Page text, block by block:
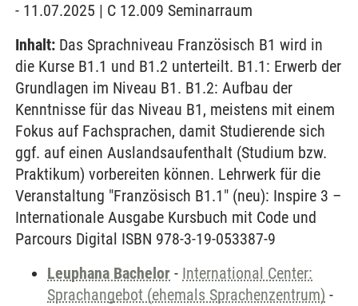
- 11.07.2025 | C 12.009 Seminarraum
Inhalt: Das Sprachniveau Französisch B1 wird in
die Kurse B1.1 und B1.2 unterteilt. B1.1: Erwerb der
Grundlagen im Niveau B1. B1.2: Aufbau der
Kenntnisse für das Niveau B1, meistens mit einem
Fokus auf Fachsprachen, damit Studierende sich
ggf. auf einen Auslandsaufenthalt (Studium bzw.
Praktikum) vorbereiten können. Lehrwerk für die
Veranstaltung "Französisch B1.1" (neu): Inspire 3 –
Internationale Ausgabe Kursbuch mit Code und
Parcours Digital ISBN 978-3-19-053387-9
Leuphana Bachelor - International Center:
Sprachangebot (ehemals Sprachenzentrum) -